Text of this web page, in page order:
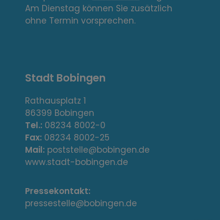
k
s
A
d
r
e
s
s
e
/
Am Dienstag können Sie zusätzlich
ohne Termin vorsprechen.
Stadt Bobingen
Rathausplatz 1
86399 Bobingen
Tel.: 08234 8002-0
Fax: 08234 8002-25
Mail: poststelle@bobingen.de
www.stadt-bobingen.de
Pressekontakt:
pressestelle@bobingen.de